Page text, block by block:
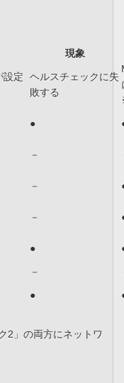
現象
設定
ヘルスチェックに失
敗する
●
－
－
－
●
－
●
2」の両方にネットワ